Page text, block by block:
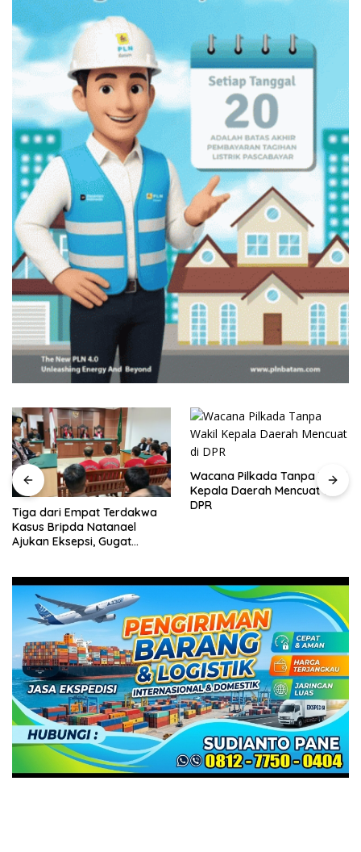
Tiga dari Empat Terdakwa
Kasus Bripda Natanael
Ajukan Eksepsi, Gugat
Wacana Pilkada Tanpa Wakil
Kepala Daerah Mencuat di
DPR